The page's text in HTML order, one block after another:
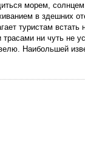
морем,
в здешних
туристам
трасами ни чуть не
Наибольшей